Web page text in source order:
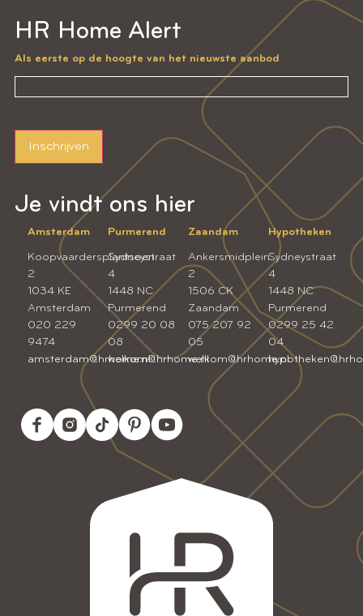
Je vindt ons hier
Amsterdam
Koopvaardersplantsoen
2
1034 KE
Amsterdam
020 229
9474
amsterdam@hrhome.nl
Purmerend
Sydneystraat
4
1448 NC
Purmerend
0299 20 08
08
welkom@hrhome.nl
Zaandam
Ankersmidplein
2
1506 CK
Zaandam
075 207 92
05
welkom@hrhome.nl
Hypotheken
Sydneystraat
4
1448 NC
Purmerend
0299 25 42
04
HR Home Alert
Als eerste op de hoogte van het nieuwste aanbod
Inschrijven